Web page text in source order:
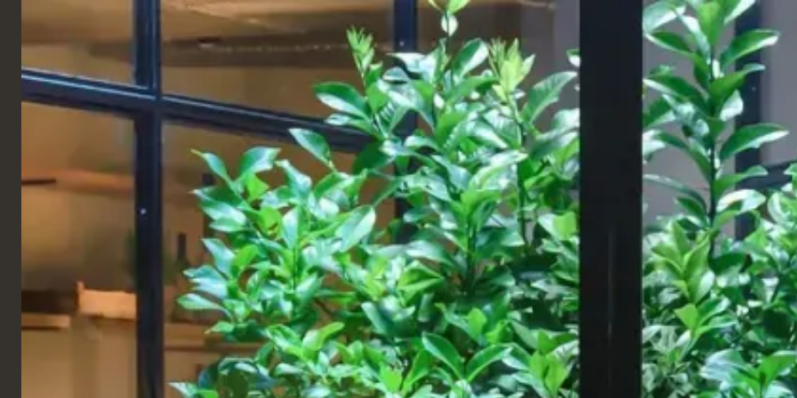
Produits Notre travail A propos de
CENTRES COMMERCIAUX
Merlata Bloom
Merlata Bloom Milano est un grand centre
commercial et lifestyle développé par Nhood. Dans
le cadre de ce projet, nous avons fourni du mobilier
sur mesure pour les espaces de restauration, les
espaces communs et les bureaux, conçu pour
répondre aux exigences pratiques d'un